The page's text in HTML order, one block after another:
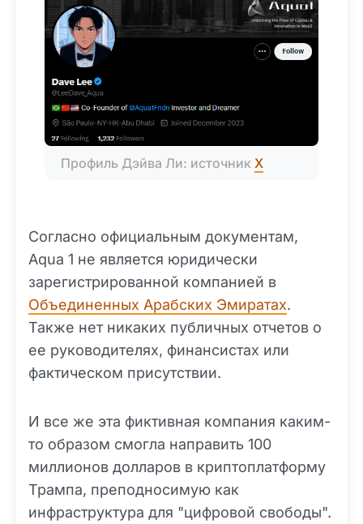
Профиль Дэйва Ли: источник X
Согласно официальным документам,
Aqua 1 не является юридически
зарегистрированной компанией в
Объединенных Арабских Эмиратах.
Также нет никаких публичных отчетов о
ее руководителях, финансистах или
фактическом присутствии.
И все же эта фиктивная компания каким-
то образом смогла направить 100
миллионов долларов в криптоплатформу
Трампа, преподносимую как
инфраструктура для "цифровой свободы".